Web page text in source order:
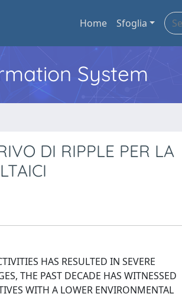
Home Sfoglia
System
DI RIPPLE PER LA
HAS RESULTED IN SEVERE
THE PAST DECADE HAS WITNESSED
WITH A LOWER ENVIRONMENTAL